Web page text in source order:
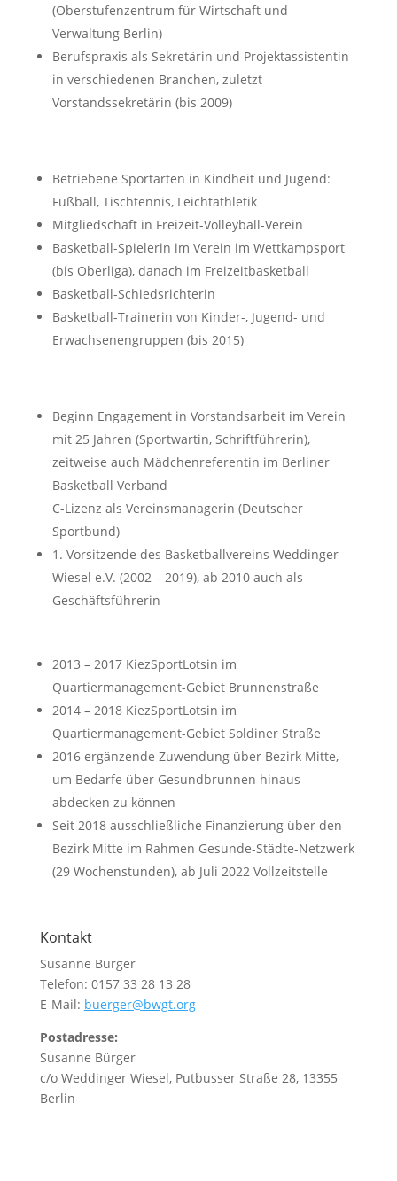
(Oberstufenzentrum für Wirtschaft und
Verwaltung Berlin)
Berufspraxis als Sekretärin und Projektassistentin
in verschiedenen Branchen, zuletzt
Vorstandssekretärin (bis 2009)
Betriebene Sportarten in Kindheit und Jugend:
Fußball, Tischtennis, Leichtathletik
Mitgliedschaft in Freizeit-Volleyball-Verein
Basketball-Spielerin im Verein im Wettkampsport
(bis Oberliga), danach im Freizeitbasketball
Basketball-Schiedsrichterin
Basketball-Trainerin von Kinder-, Jugend- und
Erwachsenengruppen (bis 2015)
Beginn Engagement in Vorstandsarbeit im Verein
mit 25 Jahren (Sportwartin, Schriftführerin),
zeitweise auch Mädchenreferentin im Berliner
Basketball Verband
C-Lizenz als Vereinsmanagerin (Deutscher
Sportbund)
1. Vorsitzende des Basketballvereins Weddinger
Wiesel e.V. (2002 – 2019), ab 2010 auch als
Geschäftsführerin
2013 – 2017 KiezSportLotsin im
Quartiermanagement-Gebiet Brunnenstraße
2014 – 2018 KiezSportLotsin im
Quartiermanagement-Gebiet Soldiner Straße
2016 ergänzende Zuwendung über Bezirk Mitte,
um Bedarfe über Gesundbrunnen hinaus
abdecken zu können
Seit 2018 ausschließliche Finanzierung über den
Bezirk Mitte im Rahmen Gesunde-Städte-Netzwerk
(29 Wochenstunden), ab Juli 2022 Vollzeitstelle
Kontakt
Susanne Bürger
Telefon: 0157 33 28 13 28
E-Mail: buerger@bwgt.org
Postadresse:
Susanne Bürger
c/o Weddinger Wiesel, Putbusser Straße 28, 13355
Berlin